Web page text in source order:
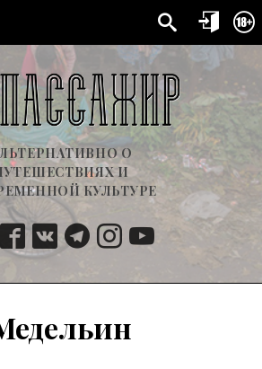
О
И
КУЛЬТУРЕ